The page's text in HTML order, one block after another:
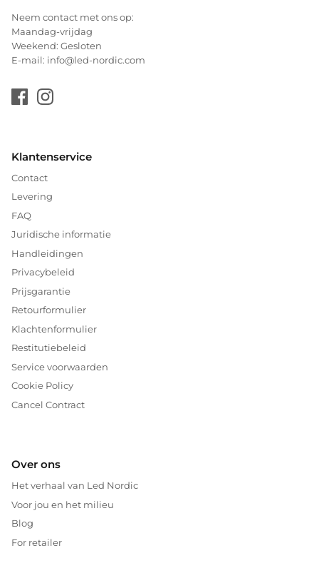
Neem contact met ons op:
Maandag-vrijdag
Weekend: Gesloten
E-mail: info@led-nordic.com
Klantenservice
Contact
Levering
FAQ
Juridische informatie
Handleidingen
Privacybeleid
Prijsgarantie
Retourformulier
Klachtenformulier
Restitutiebeleid
Service voorwaarden
Cookie Policy
Cancel Contract
Over ons
Het verhaal van Led Nordic
Voor jou en het milieu
Blog
For retailer